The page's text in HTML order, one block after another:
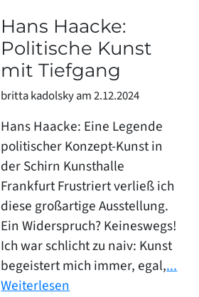
Hans Haacke:
Politische Kunst
mit Tiefgang
britta kadolsky am 2.12.2024
Hans Haacke: Eine Legende
politischer Konzept-Kunst in
der Schirn Kunsthalle
Frankfurt Frustriert verließ ich
diese großartige Ausstellung.
Ein Widerspruch? Keineswegs!
Ich war schlicht zu naiv: Kunst
begeistert mich immer, egal,...
Weiterlesen